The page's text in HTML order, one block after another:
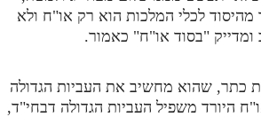
לכלי המלכות הוא רק או"ח ולא
ומדייק "בסוד או"ח" כאמור.
כתר, שהוא מחשיב את העביות הגדולה
היורד משפיל העביות הגדולה דבחי"ד,